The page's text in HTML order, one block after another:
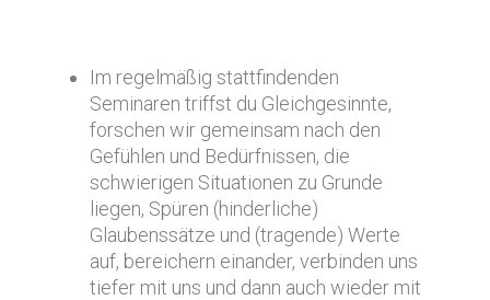
Im regelmäßig stattfindenden
Seminaren triffst du Gleichgesinnte,
forschen wir gemeinsam nach den
Gefühlen und Bedürfnissen, die
schwierigen Situationen zu Grunde
liegen, Spüren (hinderliche)
Glaubenssätze und (tragende) Werte
auf, bereichern einander, verbinden uns
tiefer mit uns und dann auch wieder mit